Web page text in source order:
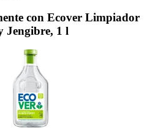
con Ecover Limpiador
Jengibre, 1 l